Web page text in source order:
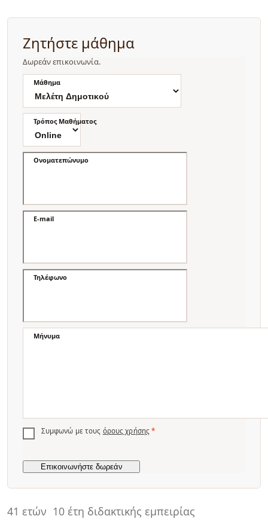
41 ετών 10 έτη διδακτικής εμπειρίας
Ζητήστε μάθημα
Δωρεάν επικοινωνία.
Μάθημα
Τρόπος Μαθήματος
Ονοματεπώνυμο
E-mail
Τηλέφωνο
Μήνυμα
Συμφωνώ με τους όρους χρήσης *